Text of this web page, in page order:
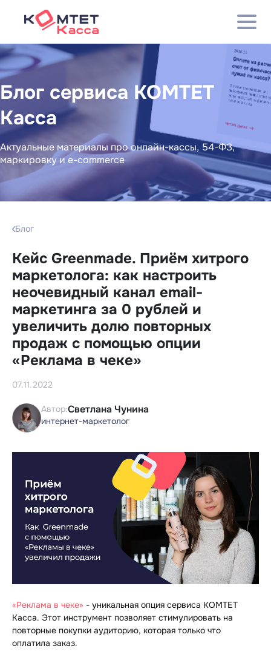
Блог сервиса КОМТЕТ
Касса
Актуальные материалы про онлайн-кассы, 54-ФЗ,
маркировку и e-commerce
Блог
Кейс Greenmade. Приём хитрого
маркетолога: как настроить
неочевидный канал email-
маркетинга за 0 рублей и
увеличить долю повторных
продаж с помощью опции
«Реклама в чеке»
07.11.2022
Автор:Светлана Чунина
интернет-маркетолог
«Реклама в чеке» - уникальная опция сервиса КОМТЕТ
Касса. Этот инструмент позволяет стимулировать на
повторные покупки аудиторию, которая только что
оплатила заказ.